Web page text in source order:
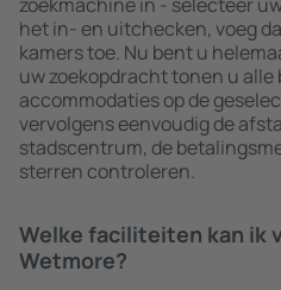
het in- en uitchecken, voeg
kamers toe. Nu bent u
uw zoekopdracht tonen u alle
accommodaties op de
vervolgens eenvoudig de
stadscentrum, de
sterren controleren.
Welke faciliteiten kan ik
Wetmore?